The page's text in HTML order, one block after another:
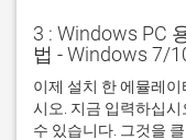
3 : Windows PC
법 - Windows 7/
이제 설치 한 에뮬레
시오. 지금 입력하십시
수 있습니다. 그것을